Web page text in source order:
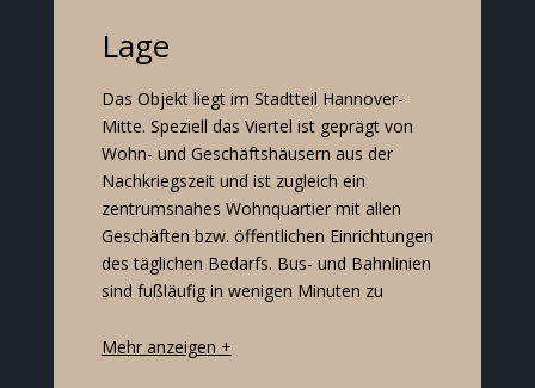
Lage
Das Objekt liegt im Stadtteil Hannover-
Mitte. Speziell das Viertel ist geprägt von
Wohn- und Geschäftshäusern aus der
Nachkriegszeit und ist zugleich ein
zentrumsnahes Wohnquartier mit allen
Geschäften bzw. öffentlichen Einrichtungen
des täglichen Bedarfs. Bus- und Bahnlinien
sind fußläufig in wenigen Minuten zu
erreichen, ebenso das Zentrum (750 m)
und der Hauptbahnhof (700 m) von
Mehr anzeigen +